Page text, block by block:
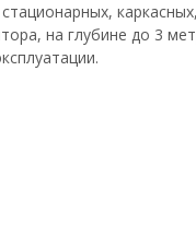
на глубине до 3